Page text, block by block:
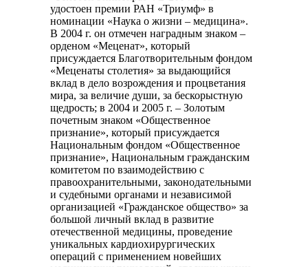
удостоен премии РАН «Триумф» в
номинации «Наука о жизни – медицина».
В 2004 г. он отмечен наградным знаком –
орденом «Меценат», который
присуждается Благотворительным фондом
«Меценаты столетия» за выдающийся
вклад в дело возрождения и процветания
мира, за величие души, за бескорыстную
щедрость; в 2004 и 2005 г. – Золотым
почетным знаком «Общественное
признание», который присуждается
Национальным фондом «Общественное
признание», Национальным гражданским
комитетом по взаимодействию с
правоохранительными, законодательными
и судебными органами и независимой
организацией «Гражданское общество» за
большой личный вклад в развитие
отечественной медицины, проведение
уникальных кардиохирургических
операций с применением новейших